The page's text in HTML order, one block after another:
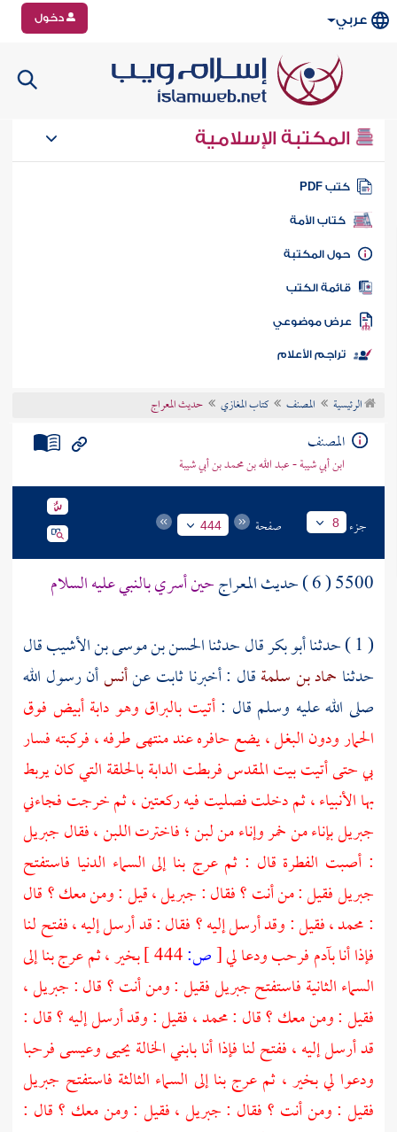
عربي دخول
المكتبة الإسلامية
كتب PDF
كتاب الأمة
المكتبة
الكتب
موضوعي
تراجم الأعلام
الرئيسية المصنف كتاب المغازي حديث المعراج
المصنف
ابن أبي شيبة - عبد الله بن محمد بن أبي شيبة
جزء 8 صفحة 444
5500 ( 6 ) حديث المعراج
حين أسري بالنبي عليه السلام
( 1 ) حدثنا
أبو بكرقال حدثناالحسن بن موسى بن الأشيبقال
حدثنا حماد بن سلمةقال : أخبرناثابتعنأنسأن رسول الله
صلى الله عليه وسلم قال :أتيت بالبراق وهو دابة أبيض فوق
الحمار ودون البغل ، يضع حافره عند منتهى طرفه ، فركبته فسار
بي حتى أتيتبيت المقدسفربطت الدابة بالحلقة التي كان يربط
بها الأنبياء ، ثم دخلت فصليت فيه ركعتين ، ثم خرجت فجاءني
جبريلبإناء من خمر وإناء من لبن ؛ فاخترت اللبن ، فقالجبريل
: أصبت الفطرة قال : ثم عرج بنا إلى السماء الدنيا فاستفتح
جبريلفقيل : من أنت ؟ فقال :جبريل، قيل : ومن معك ؟ قال
:محمد، فقيل : وقد أرسل إليه ؟ فقال : قد أرسل إليه ، ففتح لنا
فإذا أنابآدمفرحب ودعا لي[ص:
بخير ، ثم عرج بنا إلى
السماء الثانية فاستفتحجبريلفقيل : ومن أنت ؟ قال :جبريل،
فقيل : ومن معك ؟ قال :محمد، فقيل : وقد أرسل إليه ؟ قال :
قد أرسل إليه ، ففتح لنا فإذا أنا بابني الخالةيحيىوعيسىفرحبا
ودعوا لي بخير ، ثم عرج بنا إلى السماء الثالثة فاستفتح جبريل
فقيل : ومن أنت ؟ فقال :جبريل، فقيل : ومن معك ؟ قال :